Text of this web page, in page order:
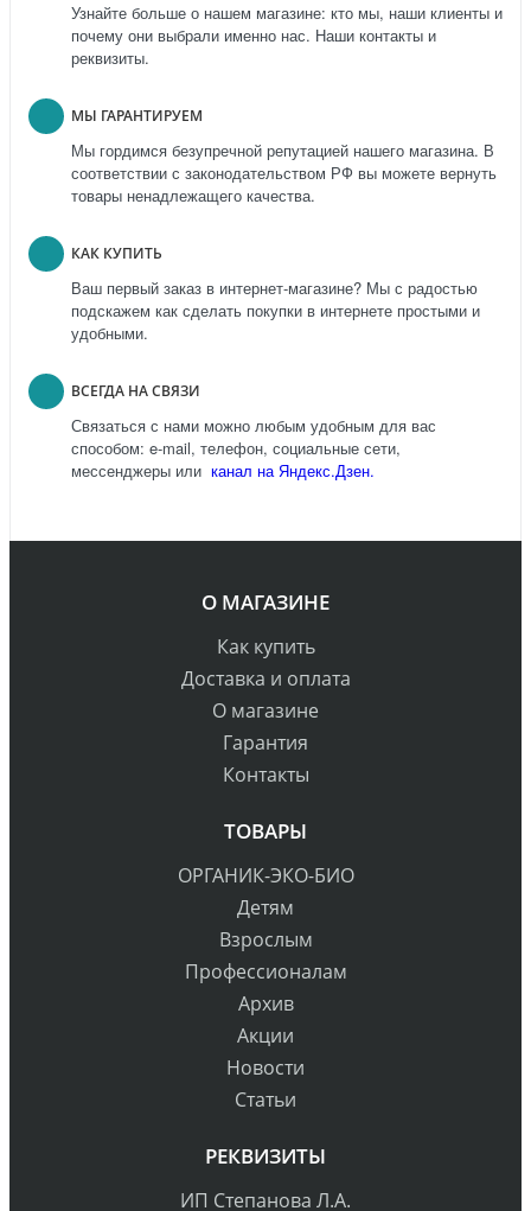
Узнайте больше о нашем магазине: кто мы, наши клиенты и
почему они выбрали именно нас. Наши контакты и
реквизиты.
МЫ ГАРАНТИРУЕМ
Мы гордимся безупречной репутацией нашего магазина. В
соответствии с законодательством РФ вы можете вернуть
товары ненадлежащего качества.
КАК КУПИТЬ
Ваш первый заказ в интернет-магазине? Мы с радостью
подскажем как сделать покупки в интернете простыми и
удобными.
ВСЕГДА НА СВЯЗИ
Связаться с нами можно любым удобным для вас
способом: e-mail, телефон, социальные сети,
мессенджеры или канал на Яндекс.Дзен.
О МАГАЗИНЕ
Как купить
Доставка и оплата
О магазине
Гарантия
Контакты
ТОВАРЫ
ОРГАНИК-ЭКО-БИО
Детям
Взрослым
Профессионалам
Архив
Акции
Новости
Статьи
РЕКВИЗИТЫ
ИП Степанова Л.А.